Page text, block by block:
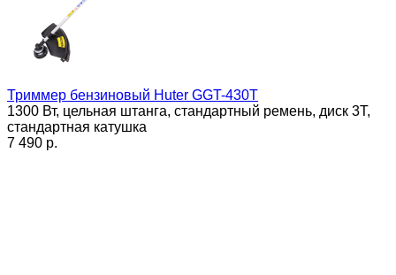
Триммер бензиновый Huter GGT-430T
1300 Вт, цельная штанга, стандартный ремень, диск 3Т,
стандартная катушка
7 490 p.